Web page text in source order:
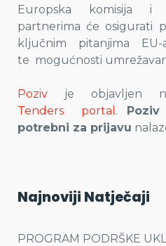
Europska komisija i
partnerima će osigurati
ključnim pitanjima
te mogućnosti
Poziv je objavljen
Tenders portal . Poziv
potrebni za prijavu
Najnoviji Natječaji
PROGRAM PODRŠKE